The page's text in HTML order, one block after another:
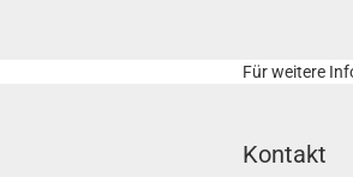
Für weitere
Kontakt